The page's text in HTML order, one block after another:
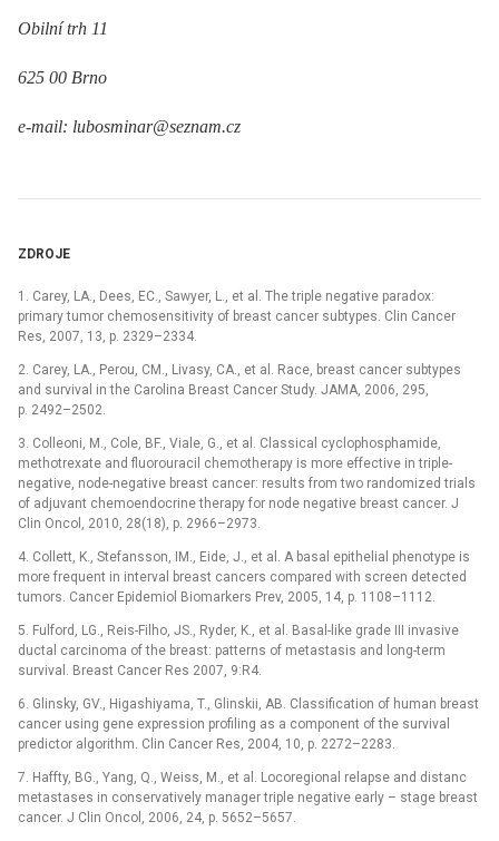
Obilní trh 11
625 00 Brno
e-mail: lubosminar@seznam.cz
ZDROJE
1. Carey, LA., Dees, EC., Sawyer, L., et al. The triple negative paradox:
primary tumor chemosensitivity of breast cancer subtypes. Clin Cancer
Res, 2007, 13, p. 2329–2334.
2. Carey, LA., Perou, CM., Livasy, CA., et al. Race, breast cancer subtypes
and survival in the Carolina Breast Cancer Study. JAMA, 2006, 295,
p. 2492–2502.
3. Colleoni, M., Cole, BF., Viale, G., et al. Classical cyclophosphamide,
methotrexate and fluorouracil chemotherapy is more effective in triple-
negative, node-negative breast cancer: results from two randomized trials
of adjuvant chemoendocrine therapy for node negative breast cancer. J
Clin Oncol, 2010, 28(18), p. 2966–2973.
4. Collett, K., Stefansson, IM., Eide, J., et al. A basal epithelial phenotype is
more frequent in interval breast cancers compared with screen detected
tumors. Cancer Epidemiol Biomarkers Prev, 2005, 14, p. 1108–1112.
5. Fulford, LG., Reis-Filho, JS., Ryder, K., et al. Basal-like grade III invasive
ductal carcinoma of the breast: patterns of metastasis and long-term
survival. Breast Cancer Res 2007, 9:R4.
6. Glinsky, GV., Higashiyama, T., Glinskii, AB. Classification of human breast
cancer using gene expression profiling as a component of the survival
predictor algorithm. Clin Cancer Res, 2004, 10, p. 2272–2283.
7. Haffty, BG., Yang, Q., Weiss, M., et al. Locoregional relapse and distanc
metastases in conservatively manager triple negative early –⁠ stage breast
cancer. J Clin Oncol, 2006, 24, p. 5652–5657.